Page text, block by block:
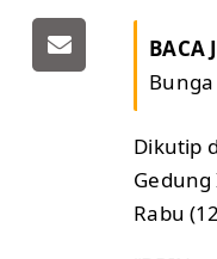
BACA
Bunga
Dikutip
Gedung
Rabu